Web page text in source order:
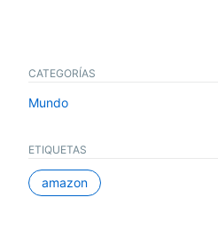
CATEGORÍAS
Mundo
ETIQUETAS
amazon